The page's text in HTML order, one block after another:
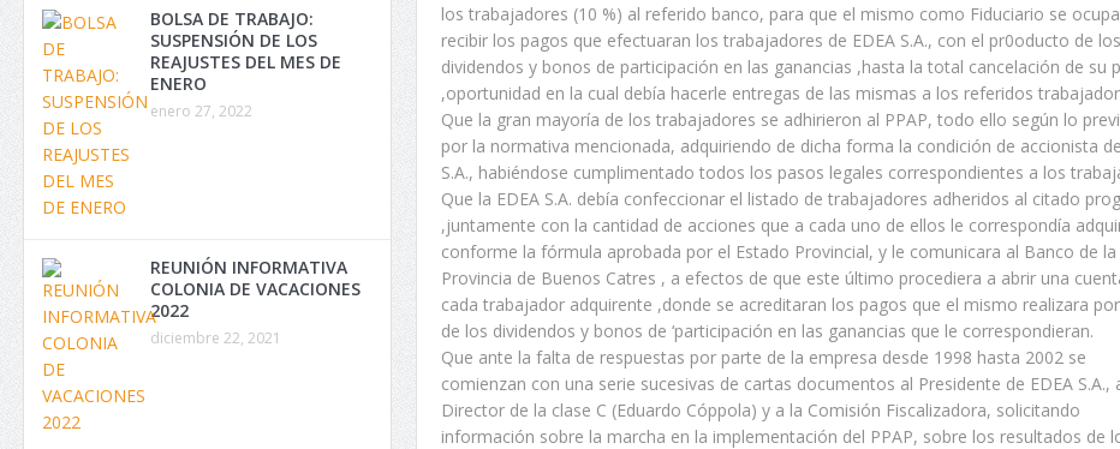
los trabajadores (10 %) al referido banco, para que el mismo como Fiduciario se
recibir los pagos que efectuaran los trabajadores de EDEA S.A., con el pr0oducto de los
dividendos y bonos de participación en las ganancias ,hasta la total cancelación de su
,oportunidad en la cual debía hacerle entregas de las mismas a los referidos
Que la gran mayoría de los trabajadores se adhirieron al PPAP, todo ello según lo
por la normativa mencionada, adquiriendo de dicha forma la condición de accionista
S.A., habiéndose cumplimentado todos los pasos legales correspondientes a los
Que la EDEA S.A. debía confeccionar el listado de trabajadores adheridos al citado
,juntamente con la cantidad de acciones que a cada uno de ellos le correspondía
conforme la fórmula aprobada por el Estado Provincial, y le comunicara al Banco de la
Provincia de Buenos Catres , a efectos de que este último procediera a abrir una
cada trabajador adquirente ,donde se acreditaran los pagos que el mismo realizara
de los dividendos y bonos de ‘participación en las ganancias que le correspondieran.
Que ante la falta de respuestas por parte de la empresa desde 1998 hasta 2002 se
comienzan con una serie sucesivas de cartas documentos al Presidente de EDEA S.A.,
Director de la clase C (Eduardo Cóppola) y a la Comisión Fiscalizadora, solicitando
información sobre la marcha en la implementación del PPAP, sobre los resultados de
BOLSA DE TRABAJO:
SUSPENSIÓN DE LOS
REAJUSTES DEL MES DE
ENERO
enero 27, 2022
REUNIÓN INFORMATIVA
COLONIA DE VACACIONES
2022
diciembre 22, 2021